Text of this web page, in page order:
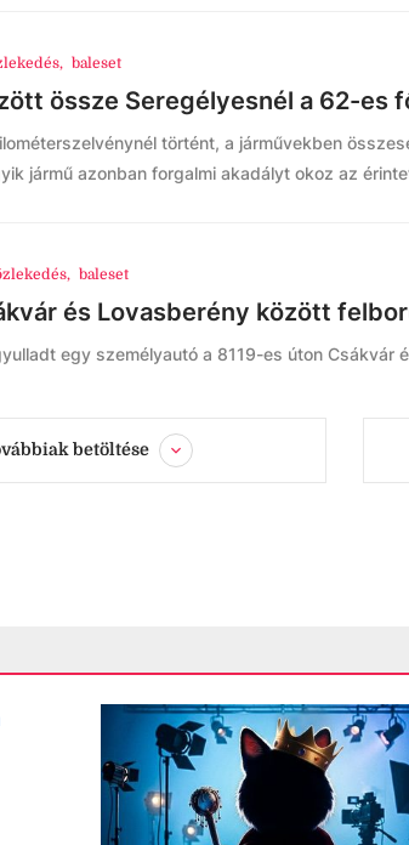
, baleset
össze Seregélyesnél a 62-es
történt, a járművekben
jármű azonban forgalmi akadályt okoz az
, baleset
és Lovasberény között
egy személyautó a 8119-es úton Csákvár
betöltése